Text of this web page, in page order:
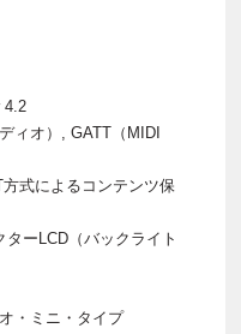
4.2
ィオ）, GATT（MIDI
式によるコンテンツ保
ーLCD（バックライト
・ミニ・タイプ